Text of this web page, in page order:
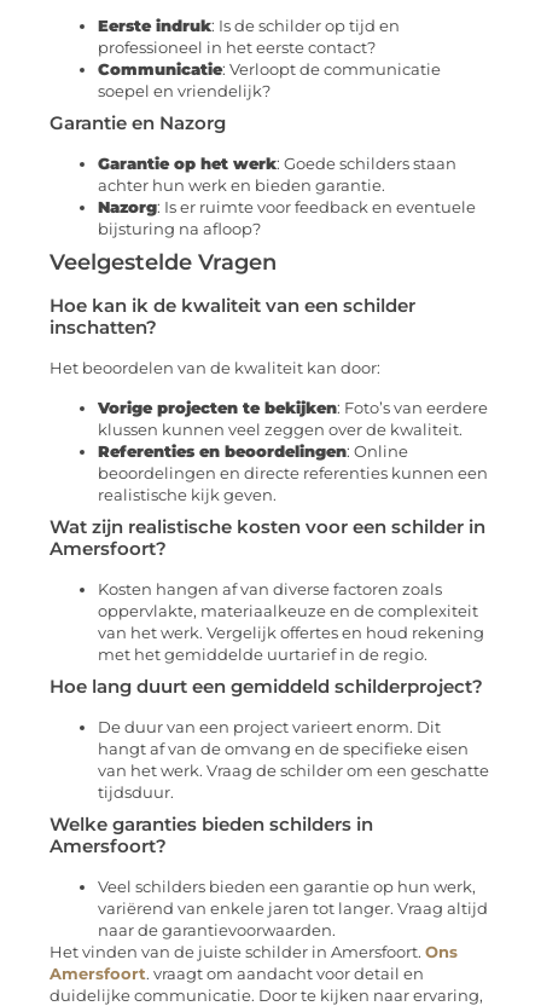
Eerste indruk: Is de schilder op tijd en
professioneel in het eerste contact?
Communicatie: Verloopt de communicatie
soepel en vriendelijk?
Garantie en Nazorg
Garantie op het werk: Goede schilders staan
achter hun werk en bieden garantie.
Nazorg: Is er ruimte voor feedback en eventuele
bijsturing na afloop?
Veelgestelde Vragen
Hoe kan ik de kwaliteit van een schilder
inschatten?
Het beoordelen van de kwaliteit kan door:
Vorige projecten te bekijken: Foto’s van eerdere
klussen kunnen veel zeggen over de kwaliteit.
Referenties en beoordelingen: Online
beoordelingen en directe referenties kunnen een
realistische kijk geven.
Wat zijn realistische kosten voor een schilder in
Amersfoort?
Kosten hangen af van diverse factoren zoals
oppervlakte, materiaalkeuze en de complexiteit
van het werk. Vergelijk offertes en houd rekening
met het gemiddelde uurtarief in de regio.
Hoe lang duurt een gemiddeld schilderproject?
De duur van een project varieert enorm. Dit
hangt af van de omvang en de specifieke eisen
van het werk. Vraag de schilder om een geschatte
tijdsduur.
Welke garanties bieden schilders in
Amersfoort?
Veel schilders bieden een garantie op hun werk,
variërend van enkele jaren tot langer. Vraag altijd
naar de garantievoorwaarden.
Het vinden van de juiste schilder in Amersfoort. Ons
Amersfoort. vraagt om aandacht voor detail en
duidelijke communicatie. Door te kijken naar ervaring,